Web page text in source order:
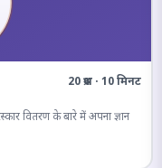
20 प्रश्न · 10 मिनट
वितरण के बारे में अपना ज्ञान